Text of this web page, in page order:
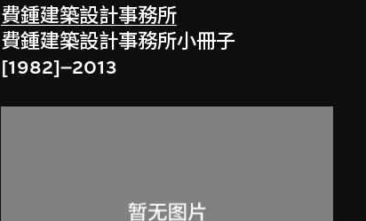
費鍾建築設計事務所
費鍾建築設計事務所小冊子
[1982]–2013